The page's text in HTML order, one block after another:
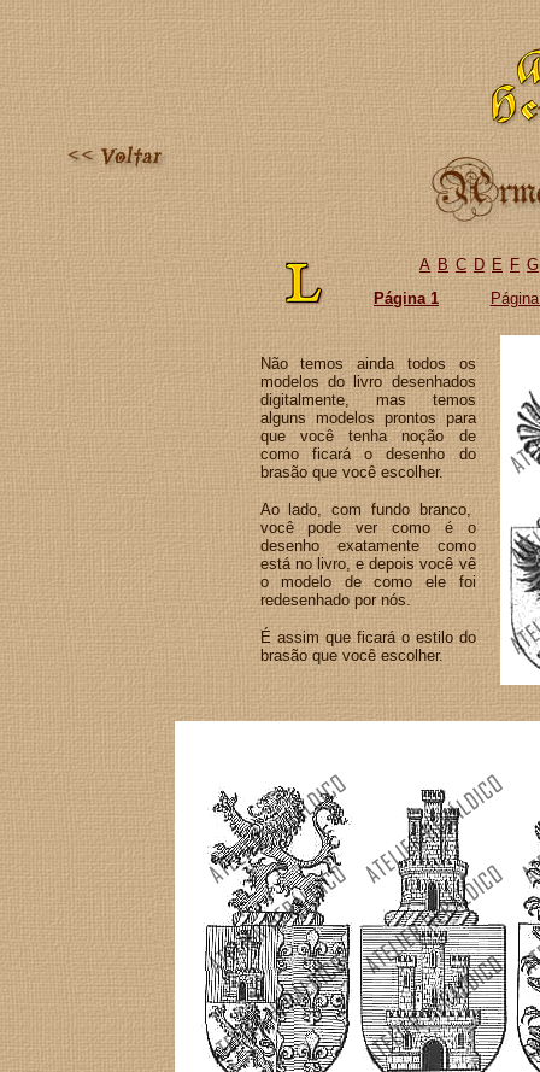
A B C D E F G
Página 1
Não temos ainda todos os
modelos do livro desenhados
digitalmente, mas temos
alguns modelos prontos para
que você tenha noção de
como ficará o desenho do
brasão que você escolher.
Ao lado, com fundo branco,
você pode ver como é o
desenho exatamente como
está no livro, e depois você vê
o modelo de como ele foi
redesenhado por nós.
É assim que ficará o estilo do
brasão que você escolher.